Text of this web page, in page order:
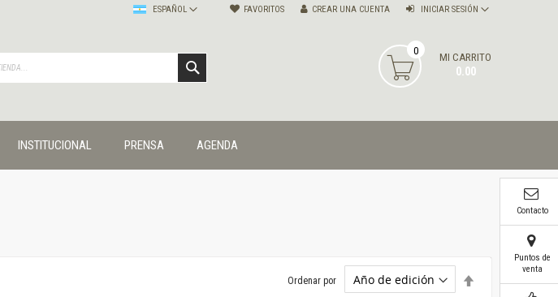
FAVORITOS INICIAR SESIÓN
CREAR UNA CUENTA
ESPAÑOL
MI CARRITO
0.00
0
INSTITUCIONAL PRENSA AGENDA
Ordenar por
Contacto
Puntos de
venta